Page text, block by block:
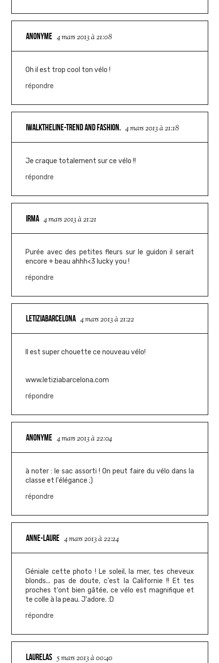
ANONYME 4 mars 2013 à 21:08
Oh il est trop cool ton vélo !
répondre
IWALKTHELINE-TREND AND FASHION. 4 mars 2013 à 21:18
Je craque totalement sur ce vélo !!
répondre
IRMA 4 mars 2013 à 21:21
Purée avec des petites fleurs sur le guidon il serait
encore + beau ahhh<3 lucky you !
répondre
LETIZIABARCELONA 4 mars 2013 à 21:22
Il est super chouette ce nouveau vélo!
www.letiziabarcelona.com
répondre
ANONYME 4 mars 2013 à 22:04
à noter : le sac assorti ! On peut faire du vélo dans la
classe et l'élégance ;)
répondre
ANNE-LAURE 4 mars 2013 à 22:24
Géniale cette photo ! Le soleil, la mer, tes cheveux
blonds... pas de doute, c'est la Californie !! Et tes
proches t'ont bien gâtée, ce vélo est magnifique et
te colle à la peau. J'adore. :D
répondre
LAURELAS 5 mars 2013 à 00:40